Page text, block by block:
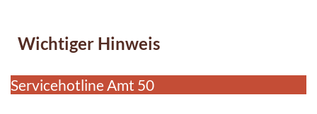
Wichtiger Hinweis
Servicehotline Amt 50